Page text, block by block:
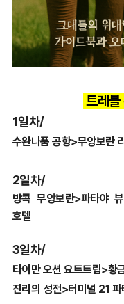
트레블
1일차/
수완나품 공항>무앙보란
2일차/
방콕 무앙보란>파타야
호텔
3일차/
타이만 오션 요트트립>황
진리의 성전>터미널 21 파